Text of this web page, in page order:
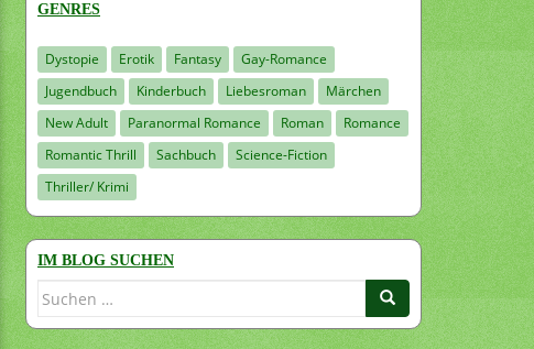
GENRES
Dystopie Erotik Fantasy
Gay-Romance
Jugendbuch
Kinderbuch Liebesroman
Märchen
New Adult
Paranormal Romance Roman
Romance
Romantic Thrill
Sachbuch
Science-Fiction
Thriller/ Krimi
IM BLOG SUCHEN
Suchen